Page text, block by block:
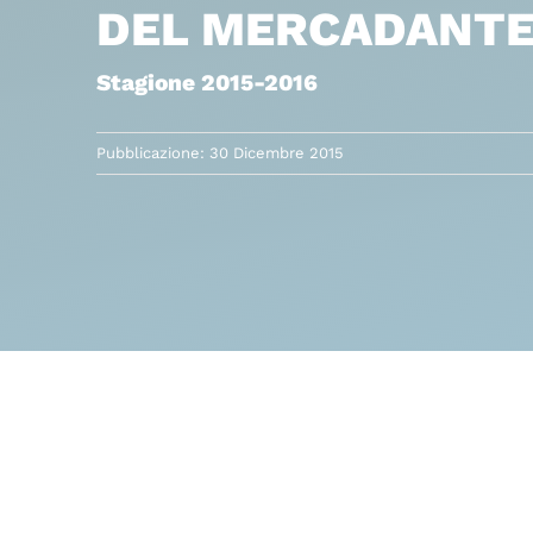
DEL
Stagione 2015-2016
Pubblicazione: 30 Dicembre 2015